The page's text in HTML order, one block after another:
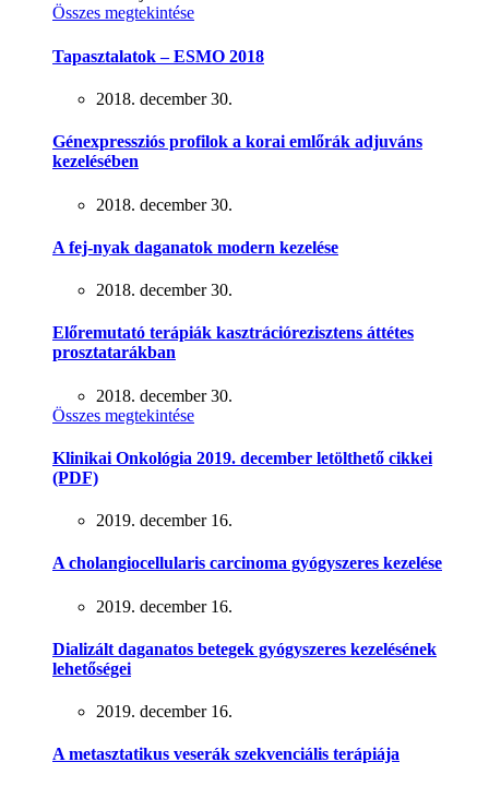
Összes megtekintése
Tapasztalatok – ESMO 2018
2018. december 30.
Génexpressziós profilok a korai emlőrák adjuváns
kezelésében
2018. december 30.
A fej-nyak daganatok modern kezelése
2018. december 30.
Előremutató terápiák kasztrációrezisztens áttétes
prosztatarákban
2018. december 30.
Összes megtekintése
Klinikai Onkológia 2019. december letölthető cikkei
(PDF)
2019. december 16.
A cholangiocellularis carcinoma gyógyszeres kezelése
2019. december 16.
Dializált daganatos betegek gyógyszeres kezelésének
lehetőségei
2019. december 16.
A metasztatikus veserák szekvenciális terápiája